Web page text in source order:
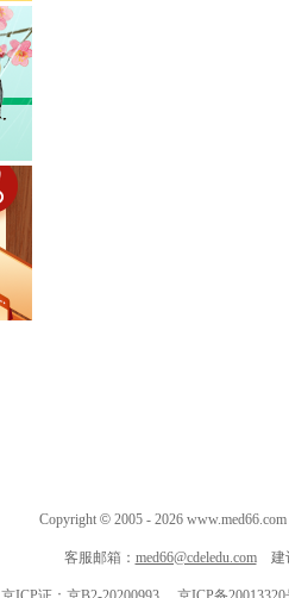
Copyright © 2005 - 2026
客服邮箱： med66@cdeledu.com建